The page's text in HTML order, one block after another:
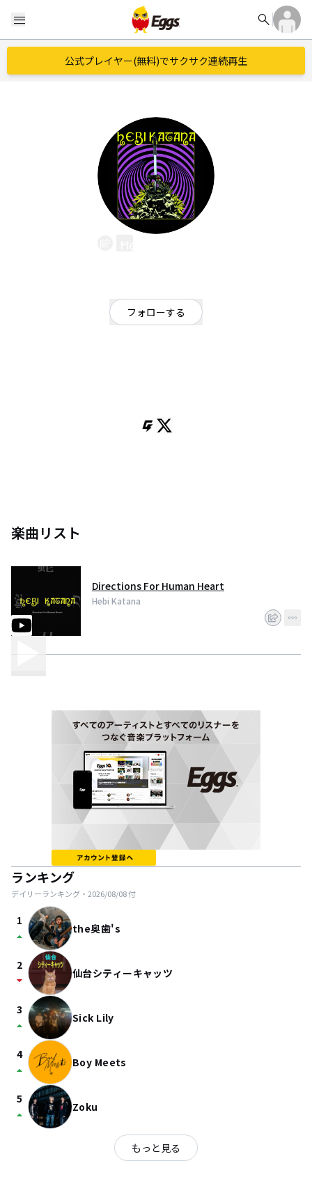
menu search
公式プレイヤー(無料)でサクサク連続再生
フォローする
アルゼンチン ruidoteka records, US forbiddennolace recordsよりカセット
楽曲リスト
Directions For Human Heart
Hebi Katana
ランキング
デイリーランキング・ 2026/08/08付
1
arrow_drop_up the奥歯's
2
arrow_drop_down 仙台シティーキャッツ
3
arrow_drop_up Sick Lily
4
arrow_drop_up Boy Meets
5
arrow_drop_up Zoku
もっと見る